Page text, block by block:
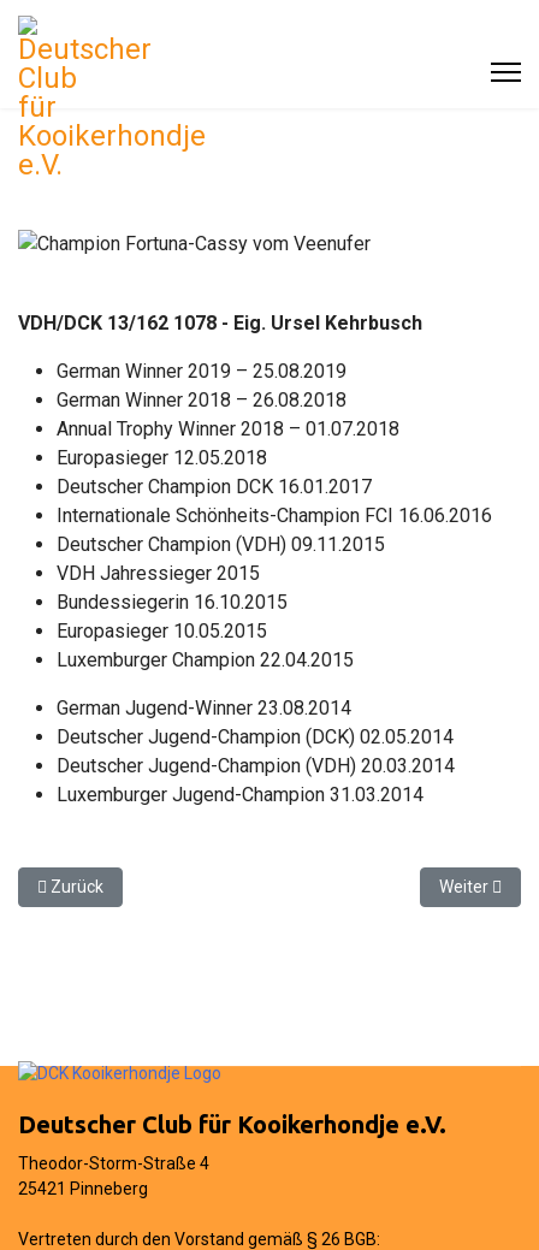
VDH/DCK 13/162 1078 - Eig. Ursel Kehrbusch
German Winner 2019 – 25.08.2019
German Winner 2018 – 26.08.2018
Annual Trophy Winner 2018 – 01.07.2018
Europasieger 12.05.2018
Deutscher Champion DCK 16.01.2017
Internationale Schönheits-Champion FCI 16.06.2016
Deutscher Champion (VDH) 09.11.2015
VDH Jahressieger 2015
Bundessiegerin 16.10.2015
Europasieger 10.05.2015
Luxemburger Champion 22.04.2015
German Jugend-Winner 23.08.2014
Deutscher Jugend-Champion (DCK) 02.05.2014
Deutscher Jugend-Champion (VDH) 20.03.2014
Luxemburger Jugend-Champion 31.03.2014
Vorheriger Beitrag: Champion Bino Joschi vom Langerner Land
Zurück Nächster
Weiter
Deutscher Club für Kooikerhondje e.V.
Theodor-Storm-Straße 4
25421 Pinneberg
Vertreten durch den Vorstand gemäß § 26 BGB: